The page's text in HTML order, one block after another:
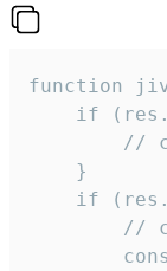
function
if
//
    }
if
//